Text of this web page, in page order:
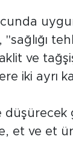
ve
iki ayrı
düşürecek
et ve et